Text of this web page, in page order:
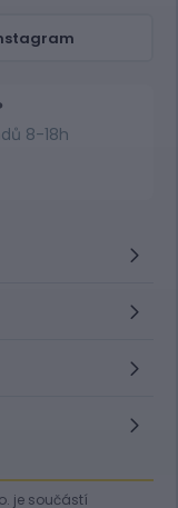
8-18h
je součástí